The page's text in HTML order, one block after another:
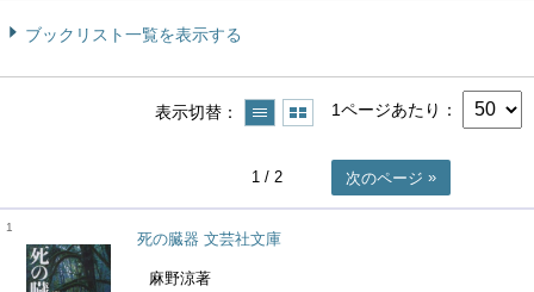
ブックリスト一覧を表示する
表示切替 1ページあたり
1 / 2 次のページ
1
死の臓器 文芸社文庫
麻野涼著